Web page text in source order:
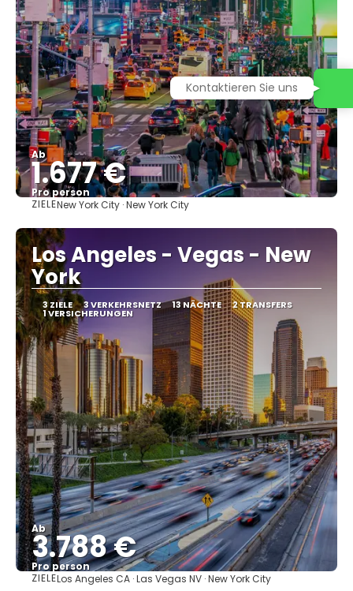
Ab
1.677 €
Pro person
Sehen
ZIELENew York City · New York City
Los Angeles - Vegas - New
York
3 ZIELE 3 VERKEHRSNETZ 13 NÄCHTE 2 TRANSFERS
1 VERSICHERUNGEN
Ab
3.788 €
Pro person
Sehen
ZIELELos Angeles CA · Las Vegas NV · New York City
Kontaktieren Sie uns